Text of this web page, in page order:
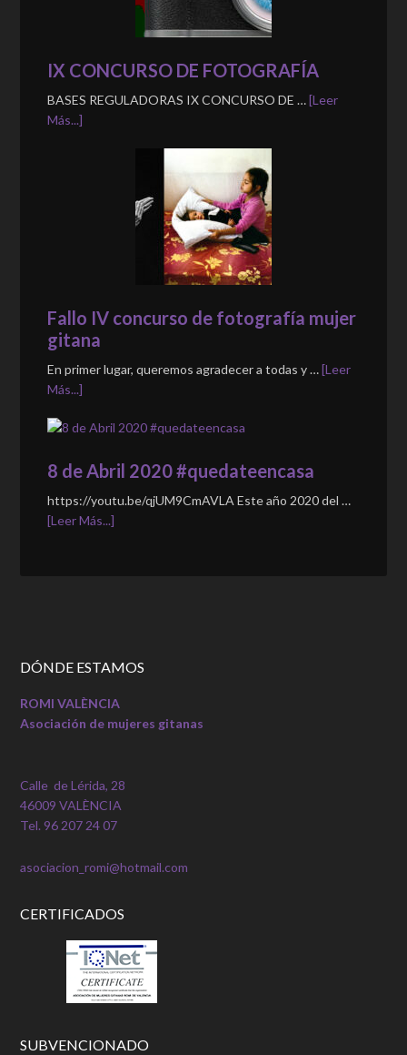
IX CONCURSO DE FOTOGRAFÍA
BASES REGULADORAS IX CONCURSO DE …[Leer
Más...]
Fallo IV concurso de fotografía mujer
gitana
En primer lugar, queremos agradecer a todas y …[Leer
Más...]
8 de Abril 2020 #quedateencasa
https://youtu.be/qjUM9CmAVLA Este año 2020 del …
[Leer Más...]
DÓNDE ESTAMOS
ROMI VALÈNCIA
Asociación de mujeres gitanas
Calle de Lérida, 28
46009 VALÈNCIA
Tel. 96 207 24 07
asociacion_romi@hotmail.com
CERTIFICADOS
SUBVENCIONADO